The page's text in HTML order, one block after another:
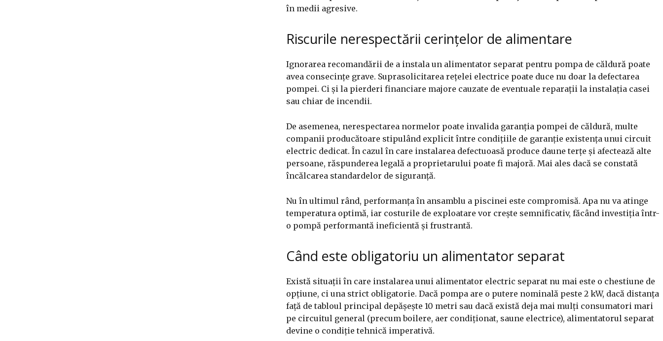
în medii agresive.
Riscurile nerespectării cerințelor de alimentare
Ignorarea recomandării de a instala un alimentator separat pentru pompa de căldură poate
avea consecințe grave. Suprasolicitarea rețelei electrice poate duce nu doar la defectarea
pompei. Ci și la pierderi financiare majore cauzate de eventuale reparații la instalația casei
sau chiar de incendii.
De asemenea, nerespectarea normelor poate invalida garanția pompei de căldură, multe
companii producătoare stipulând explicit între condițiile de garanție existența unui circuit
electric dedicat. În cazul în care instalarea defectuoasă produce daune terțe și afectează alte
persoane, răspunderea legală a proprietarului poate fi majoră. Mai ales dacă se constată
încălcarea standardelor de siguranță.
Nu în ultimul rând, performanța în ansamblu a piscinei este compromisă. Apa nu va atinge
temperatura optimă, iar costurile de exploatare vor crește semnificativ, făcând investiția într-
o pompă performantă ineficientă și frustrantă.
Când este obligatoriu un alimentator separat
Există situații în care instalarea unui alimentator electric separat nu mai este o chestiune de
opțiune, ci una strict obligatorie. Dacă pompa are o putere nominală peste 2 kW, dacă distanța
față de tabloul principal depășește 10 metri sau dacă există deja mai mulți consumatori mari
pe circuitul general (precum boilere, aer condiționat, saune electrice), alimentatorul separat
devine o condiție tehnică imperativă.